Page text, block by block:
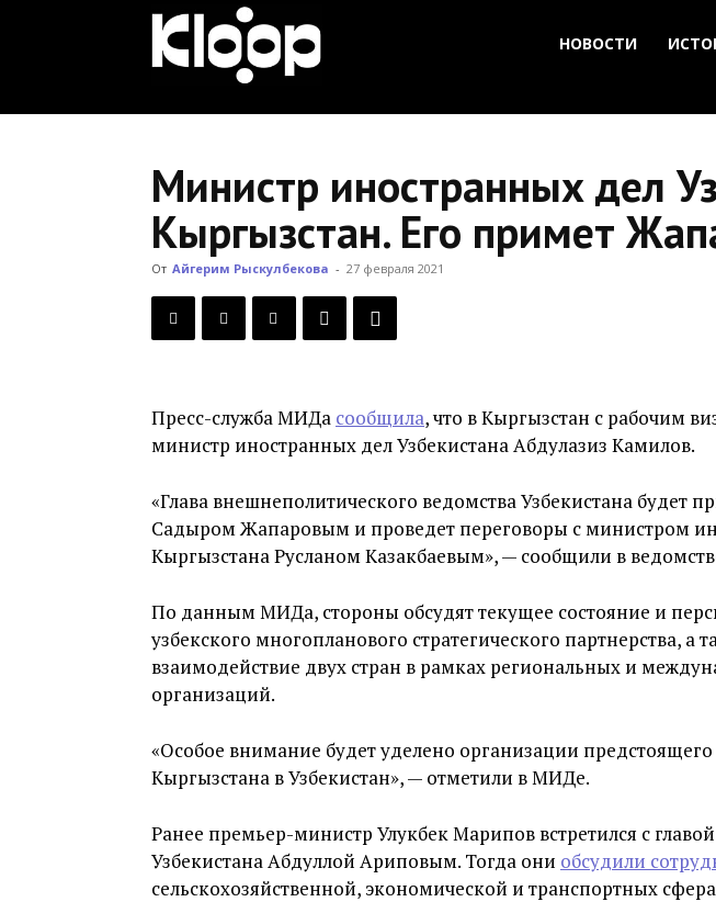
Кыргызстана
НОВОСТИ
Министр иностранных дел
Кыргызстан. Его примет
От Айгерим Рыскулбекова - 27 февраля 2021
Пресс-служба МИДа сообщила, что в Кыргызстан с рабочим
министр иностранных дел Узбекистана Абдулазиз Камилов.
«Глава внешнеполитического ведомства Узбекистана будет
Садыром Жапаровым и проведет переговоры с министром
Кыргызстана Русланом Казакбаевым», — сообщили в
По данным МИДа, стороны обсудят текущее состояние и
узбекского многопланового стратегического партнерства, а
взаимодействие двух стран в рамках региональных и
организаций.
«Особое внимание будет уделено организации
Кыргызстана в Узбекистан», — отметили в МИДе.
Ранее премьер-министр Улукбек Марипов встретился с
Узбекистана Абдуллой Ариповым. Тогда они обсудили
сельскохозяйственной, экономической и транспортных